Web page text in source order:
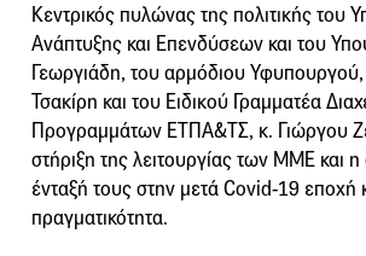
Κεντρικός πυλώνας της πολιτικής του
Ανάπτυξης και Επενδύσεων και του
Γεωργιάδη, του αρμόδιου Υφυπουργού,
Τσακίρη και του Ειδικού Γραμματέα
Προγραμμάτων ΕΤΠΑ&ΤΣ, κ. Γιώργου
στήριξη της λειτουργίας των ΜMΕ και
ένταξή τους στην μετά Covid-19 εποχή
πραγματικότητα.